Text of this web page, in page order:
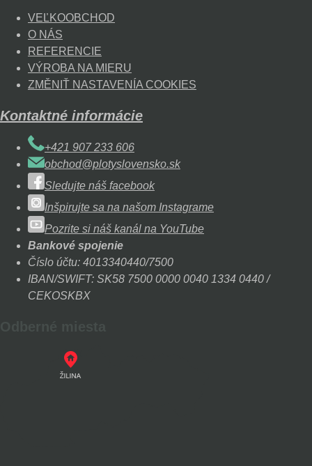
VEĽKOOBCHOD
O NÁS
REFERENCIE
VÝROBA NA MIERU
ZMĚNIŤ NASTAVENÍA COOKIES
Kontaktné informácie
+421 907 233 606
obchod@plotyslovensko.sk
Sledujte náš facebook
Inšpirujte sa na našom Instagrame
Pozrite si náš kanál na YouTube
Bankové spojenie
Číslo účtu: 4013340440/7500
IBAN/SWIFT: SK58 7500 0000 0040 1334 0440 /
CEKOSKBX